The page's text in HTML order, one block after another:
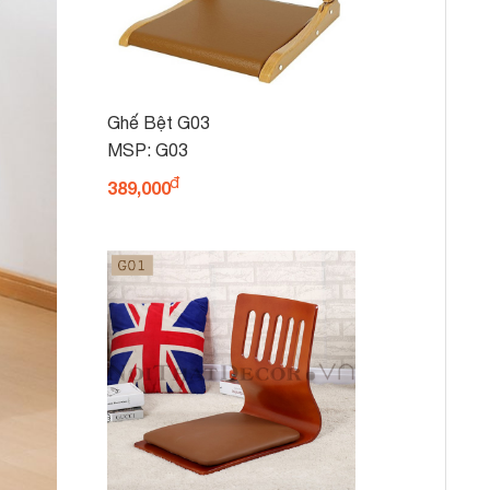
Ghế Bệt G03
MSP: G03
389,000